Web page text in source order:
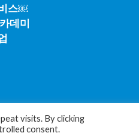
스￼
데미
visits. By clicking
consent.